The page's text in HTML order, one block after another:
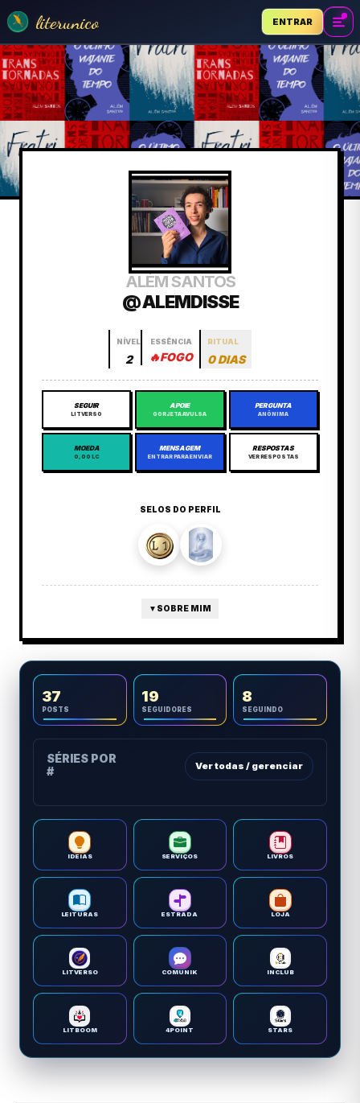
literunico ENTRAR
ALÉM SANTOS
@ ALEMDISSE
NÍVEL
2
ESSÊNCIA
🔥FOGO
RITUAL
0 DIAS
SEGUIR
LITVERSO
APOIE
GORJETA AVULSA
PERGUNTA
ANÔNIMA
MOEDA
0,00 LC
MENSAGEM
ENTRAR PARA ENVIAR
RESPOSTAS
VER RESPOSTAS
SELOS DO PERFIL
▼ SOBRE MIM
37
POSTS
19
SEGUIDORES
8
SEGUINDO
SÉRIES POR
#
Ver todas / gerenciar
IDEIAS SERVIÇOS LIVROS
LEITURAS ESTRADA LOJA
LITVERSO COMUNIK INCLUB
LITBOOM 4POINT STARS